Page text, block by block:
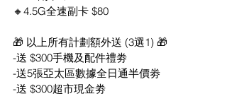
🔸4.5G全速副卡 $80
🎁 以上所有計劃額外送 (3選1) 🎁
-送 $300手機及配件禮劵
-送5張亞太區數據全日通半價劵
-送 $300超市現金劵